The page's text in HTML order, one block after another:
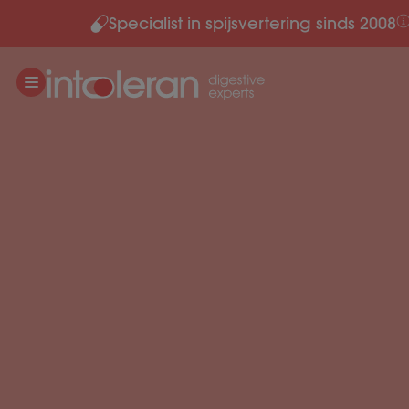
Meteen naar de contentSpecialist in spijsvertering sinds 2008